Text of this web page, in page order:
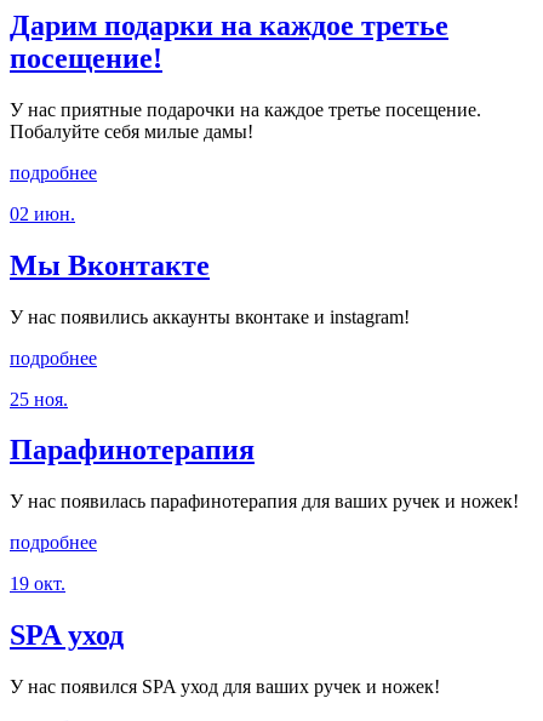
Дарим подарки на каждое третье
посещение!
У нас приятные подарочки на каждое третье посещение.
Побалуйте себя милые дамы!
подробнее
02 июн.
Мы Вконтакте
У нас появились аккаунты вконтаке и instagram!
подробнее
25 ноя.
Парафинотерапия
У нас появилась парафинотерапия для ваших ручек и ножек!
подробнее
19 окт.
SPA уход
У нас появился SPA уход для ваших ручек и ножек!